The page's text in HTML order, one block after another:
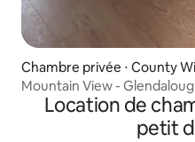
Chambre privée ⋅ County
Mountain View -
Location de
petit